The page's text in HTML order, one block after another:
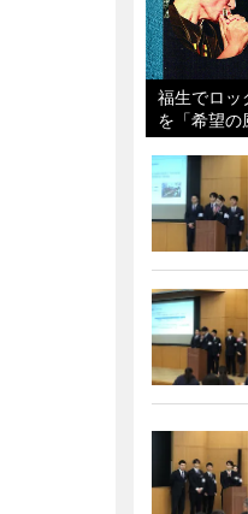
福生でロ
を「希望の